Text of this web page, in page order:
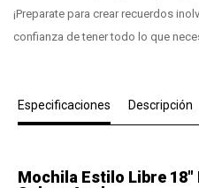
¡Preparate para crear recuerdos
confianza de tener todo lo que
Especificaciones Descripción
Mochila Estilo Libre 18"